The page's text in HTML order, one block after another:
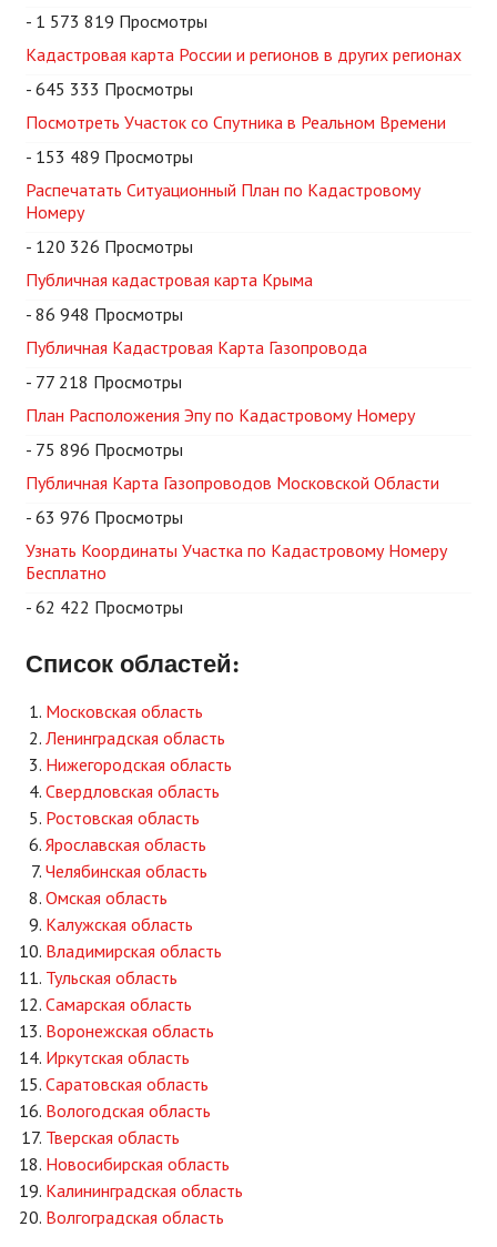
- 1 573 819 Просмотры
Кадастровая карта России и регионов в других регионах
- 645 333 Просмотры
Посмотреть Участок со Спутника в Реальном Времени
- 153 489 Просмотры
Распечатать Ситуационный План по Кадастровому
Номеру
- 120 326 Просмотры
Публичная кадастровая карта Крыма
- 86 948 Просмотры
Публичная Кадастровая Карта Газопровода
- 77 218 Просмотры
План Расположения Эпу по Кадастровому Номеру
- 75 896 Просмотры
Публичная Карта Газопроводов Московской Области
- 63 976 Просмотры
Узнать Координаты Участка по Кадастровому Номеру
Бесплатно
- 62 422 Просмотры
Список областей:
Московская область
Ленинградская область
Нижегородская область
Свердловская область
Ростовская область
Ярославская область
Челябинская область
Омская область
Калужская область
Владимирская область
Тульская область
Самарская область
Воронежская область
Иркутская область
Саратовская область
Вологодская область
Тверская область
Новосибирская область
Калининградская область
Волгоградская область